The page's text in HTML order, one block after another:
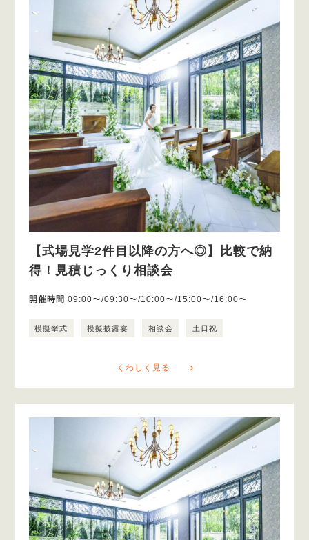
【式場見学2件目以降の方へ◎】比較で納
得！見積じっくり相談会
開催時間 09:00〜/09:30〜/10:00〜/15:00〜/16:00〜
模擬挙式 模擬披露宴 相談会 土日祝
くわしく見る